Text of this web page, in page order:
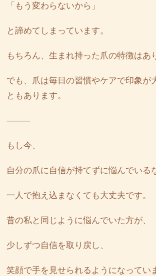
「もう変わらないから」
と諦めてしまっています。
もちろん、生まれ持った爪の特徴はあ
でも、爪は毎日の習慣やケアで印象が
ともあります。
⸻
もし今、
自分の爪に自信が持てずに悩んでいる
一人で抱え込まなくても大丈夫です。
昔の私と同じように悩んでいた方が、
少しずつ自信を取り戻し、
笑顔で手を見せられるようになってい